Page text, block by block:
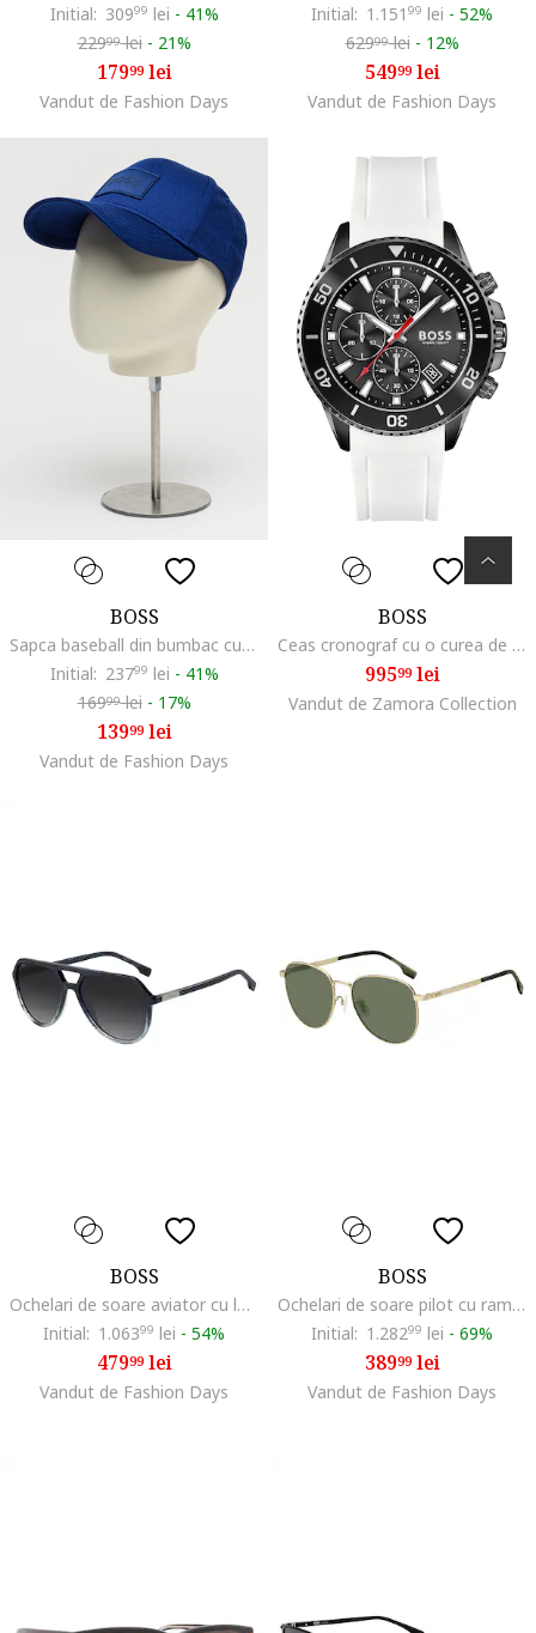
Initial: 30999 lei - 41%
22999lei - 21%
17999lei
Vandut de Fashion Days
Initial: 1.151 99 lei - 52%
62999lei - 12%
54999lei
Vandut de Fashion Days
BOSS
Sapca baseball din bumbac cu aplicatie logo Zed, Albastru inchis
Initial: 23799 lei - 41%
16999lei - 17%
13999lei
Vandut de Fashion Days
BOSS
Ceas cronograf cu o curea de silicon, Alb
99599lei
Vandut de Zamora Collection
BOSS
Ochelari de soare aviator cu logo, Albastru ultramarin/Argintiu
Initial: 1.06399 lei - 54%
47999lei
Vandut de Fashion Days
BOSS
Ochelari de soare pilot cu rama metalica
Initial: 1.28299 lei - 69%
38999lei
Vandut de Fashion Days